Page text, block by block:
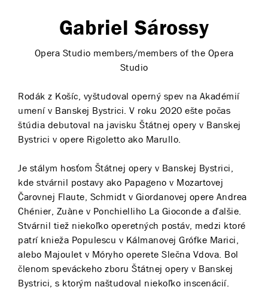
Gabriel Sárossy
Opera Studio members/members of the Opera
Studio
Rodák z Košíc, vyštudoval operný spev na Akadémií
umení v Banskej Bystrici. V roku 2020 ešte počas
štúdia debutoval na javisku Štátnej opery v Banskej
Bystrici v opere Rigoletto ako Marullo.
Je stálym hosťom Štátnej opery v Banskej Bystrici,
kde stvárnil postavy ako Papageno v Mozartovej
Čarovnej Flaute, Schmidt v Giordanovej opere Andrea
Chénier, Zuàne v Ponchielliho La Gioconde a ďalšie.
Stvárnil tiež niekoľko operetných postáv, medzi ktoré
patrí knieža Populescu v Kálmanovej Grófke Marici,
alebo Majoulet v Móryho operete Slečna Vdova. Bol
členom speváckeho zboru Štátnej opery v Banskej
Bystrici, s ktorým naštudoval niekoľko inscenácií.